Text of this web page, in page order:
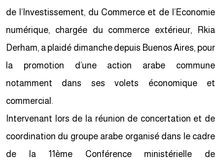
de l’Investissement, du Commerce et de l’Economie
numérique, chargée du commerce extérieur, Rkia
Derham, a plaidé dimanche depuis Buenos Aires, pour
la promotion d’une action arabe commune
notamment dans ses volets économique et
commercial.
Intervenant lors de la réunion de concertation et de
coordination du groupe arabe organisé dans le cadre
de la 11ème Conférence ministérielle de